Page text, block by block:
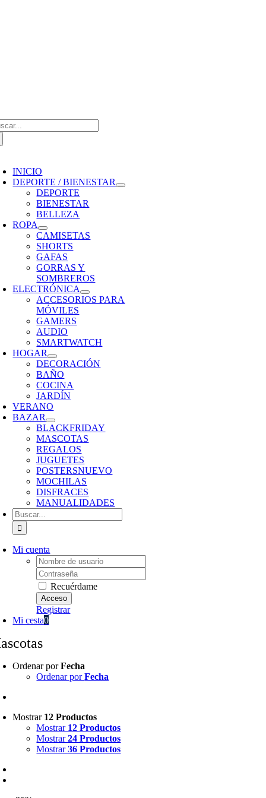
INICIO
DEPORTE / BIENESTAR
DEPORTE
BIENESTAR
BELLEZA
ROPA
CAMISETAS
SHORTS
GAFAS
GORRAS Y
SOMBREROS
ELECTRÓNICA
ACCESORIOS PARA
MÓVILES
GAMERS
AUDIO
SMARTWATCH
HOGAR
DECORACIÓN
BAÑO
COCINA
JARDÍN
VERANO
BAZAR
BLACKFRIDAY
MASCOTAS
REGALOS
JUGUETES
POSTERSNUEVO
MOCHILAS
DISFRACES
MANUALIDADES
Buscar:
Mi cuenta
Username:
Password:
Recuérdame
Registrar
Mi cesta0
Ordenar porFecha
Ordenar porFecha
Mostrar 12 Productos
Mostrar 12 Productos
Mostrar24 Productos
Mostrar36 Productos